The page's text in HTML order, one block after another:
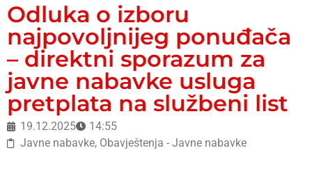
Odluka o izboru
najpovoljnijeg ponuđača
– direktni sporazum za
javne nabavke usluga
pretplata na službeni list
19.12.2025
14:55
Javne nabavke, Obavještenja - Javne nabavke